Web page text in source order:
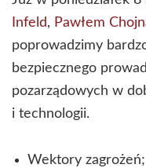
Infeld, Pawłem
poprowadzimy
bezpiecznego
pozarządowych w
i technologii.
Wektory zagrożeń;